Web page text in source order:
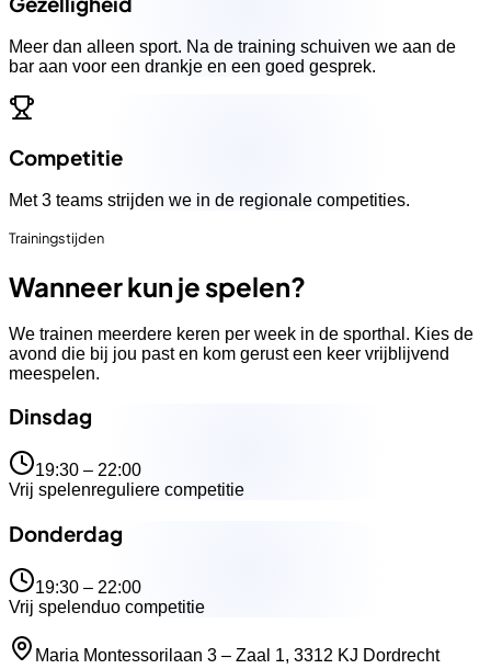
Meer dan alleen sport. Na de training schuiven we aan de
bar aan voor een drankje en een goed gesprek.
Competitie
Met 3 teams strijden we in de regionale competities.
Trainingstijden
Wanneer kun je spelen?
We trainen meerdere keren per week in de sporthal. Kies de
avond die bij jou past en kom gerust een keer vrijblijvend
meespelen.
Dinsdag
19:30 – 22:00
Vrij spelenreguliere competitie
Donderdag
19:30 – 22:00
Vrij spelenduo competitie
Maria Montessorilaan 3 – Zaal 1, 3312 KJ Dordrecht